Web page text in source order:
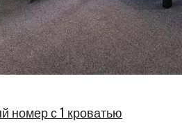
номер с 1 кроватью